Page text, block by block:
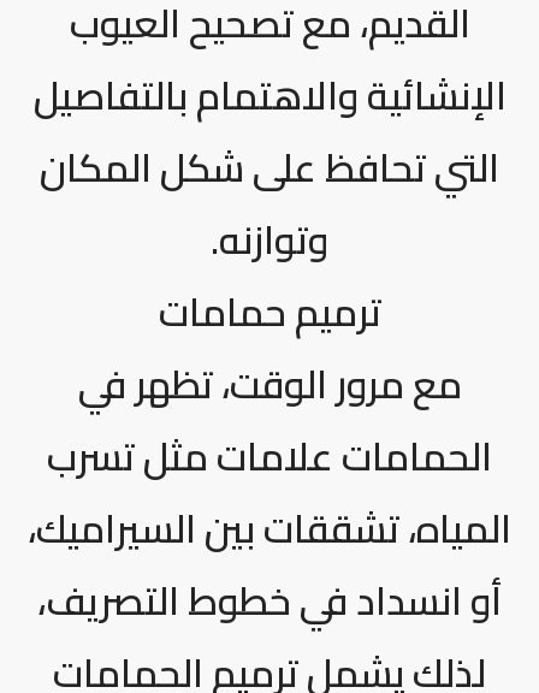
القديم، مع تصحيح العيوب
الإنشائية والاهتمام بالتفاصيل
التي تحافظ على شكل المكان
وتوازنه.
ترميم حمامات
مع مرور الوقت، تظهر في
الحمامات علامات مثل تسرب
المياه، تشققات بين السيراميك،
أو انسداد في خطوط التصريف،
لذلك يشمل ترميم الحمامات